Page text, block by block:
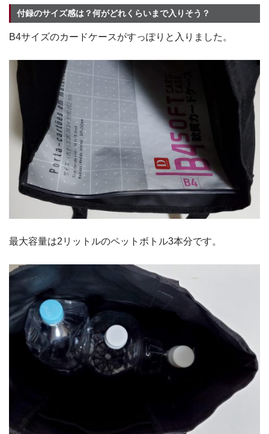
付録のサイズ感は？何がどれくらいまで入りそう？
B4サイズのカードケースがすっぽりと入りました。
最大容量は2リットルのペットボトル3本分です。